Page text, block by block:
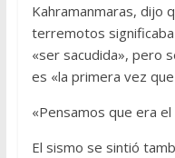
Kahramanmaras, dijo
terremotos
«ser sacudida», pero
es «la primera vez
«Pensamos que era
El sismo se sintió